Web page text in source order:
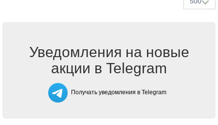
Уведомления на новые
акции в Telegram
Получать уведомления в Telegram